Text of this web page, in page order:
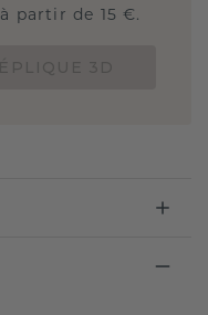
partir de 15 €.